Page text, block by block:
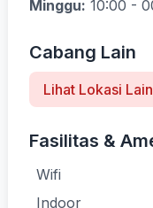
Minggu: 10:00 -
Cabang Lain
Lihat Lokasi Lain
Fasilitas &
Wifi
Indoor